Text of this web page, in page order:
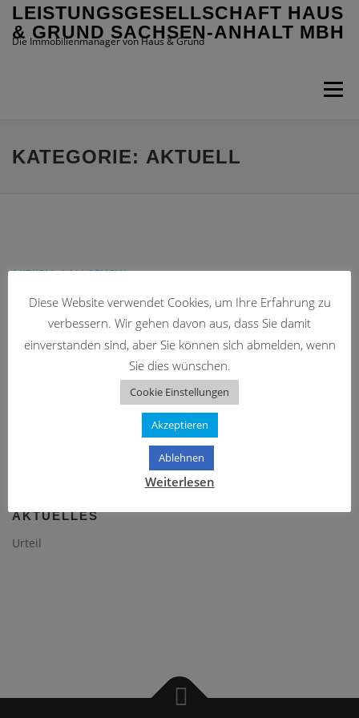
Zum
Inhalt
springen
LEISTUNGSGESELLSCHAFT HAUS
& GRUND SACHSEN-ANHALT MBH
Die Immobilienmanager von Haus & Grund
Menü
HOME SOFORTKONTAKT LEISTUNGEN
IMMOBILIENANGEBOTE ÜBER UNS
KATEGORIE: AKTUELL
AKTUELL/ALLGEMEIN
Urteil
BGH Urteil: Vermieter müssen Schönheitsreparaturen zahlen Der
Bundesgerichtshof entschied am Mittwoch, den 08. Juli 2020 in einem
Urteil (Az.: VIII ZR 163/18 u.a.), dass langjährige Mieter ihren Vermieter zur
AKTUELLES
Urteil
Diese Website verwendet Cookies, um Ihre Erfahrung zu
verbessern. Wir gehen davon aus, dass Sie damit
einverstanden sind, aber Sie können sich abmelden, wenn
Sie dies wünschen.
Cookie Einstellungen
Akzeptieren
Ablehnen
Weiterlesen